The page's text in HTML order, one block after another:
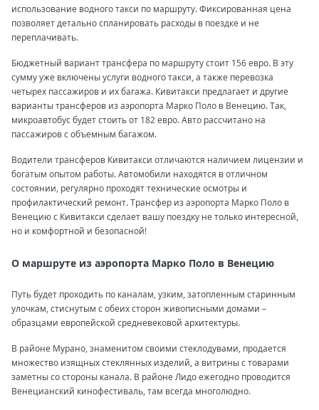
использование водного такси по маршруту. Фиксированная цена
позволяет детально спланировать расходы в поездке и не
переплачивать.
Бюджетный вариант трансфера по маршруту стоит 156 евро. В эту
сумму уже включены услуги водного такси, а также перевозка
четырех пассажиров и их багажа. Кивитакси предлагает и другие
варианты трансферов из аэропорта Марко Поло в Венецию. Так,
микроавтобус будет стоить от 182 евро. Авто рассчитано на
пассажиров с объемным багажом.
Водители трансферов Кивитакси отличаются наличием лицензии и
богатым опытом работы. Автомобили находятся в отличном
состоянии, регулярно проходят технические осмотры и
профилактический ремонт. Трансфер из аэропорта Марко Поло в
Венецию с Кивитакси сделает вашу поездку не только интересной,
но и комфортной и безопасной!
О маршруте из аэропорта Марко Поло в Венецию
Путь будет проходить по каналам, узким, затопленным старинным
улочкам, стиснутым с обеих сторон живописными домами –
образцами европейской средневековой архитектуры.
В районе Мурано, знаменитом своими стеклодувами, продается
множество изящных стеклянных изделий, а витрины с товарами
заметны со стороны канала. В районе Лидо ежегодно проводится
Венецианский кинофестиваль, там всегда многолюдно.